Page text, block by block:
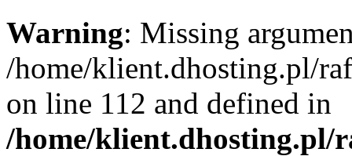
Warning: Missing
/home/klient.dhosting.pl/
on line 112 and defined in
/home/klient.dhosting.pl/